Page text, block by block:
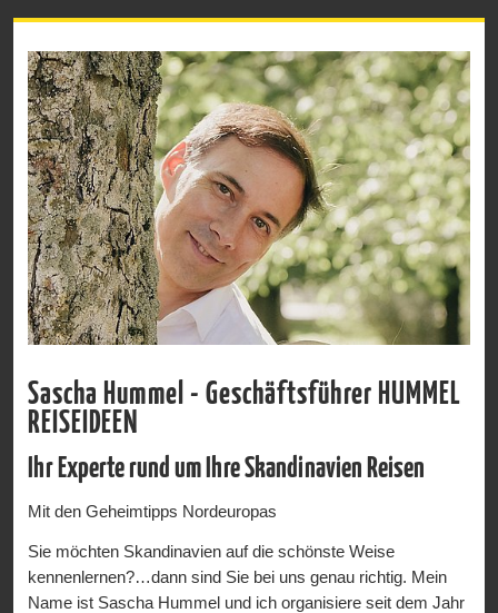
Sascha Hummel - Geschäftsführer HUMMEL
REISEIDEEN
Ihr Experte rund um Ihre Skandinavien Reisen
Mit den Geheimtipps Nordeuropas
Sie möchten Skandinavien auf die schönste Weise
kennenlernen?…dann sind Sie bei uns genau richtig. Mein
Name ist Sascha Hummel und ich organisiere seit dem Jahr